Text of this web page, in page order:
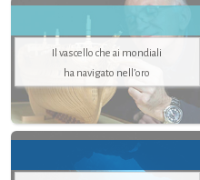
Il vascello che ai mondiali
ha navigato nell’oro